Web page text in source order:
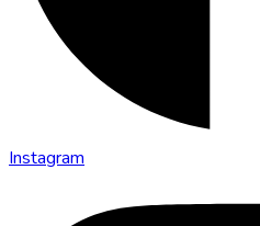
Instagram